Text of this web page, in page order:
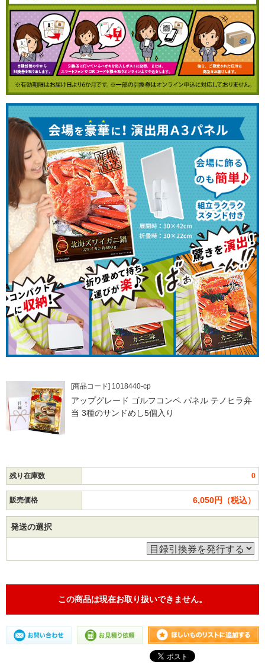
[商品コード] 1018440-cp
アップグレード ゴルフコンペ パネル テノヒラ弁
当 3種のサンドめし5個入り
残り在庫数 0
販売価格 6,050円（税込）
発送の選択
この商品は現在お取り扱いできません。